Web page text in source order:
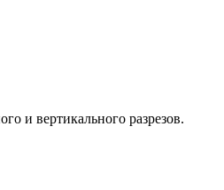
и вертикального разрезов.